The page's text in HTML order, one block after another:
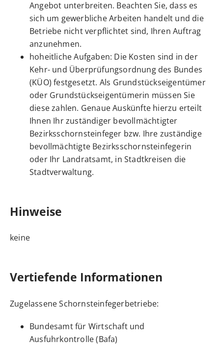
Angebot unterbreiten. Beachten Sie, dass es
sich um gewerbliche Arbeiten handelt und die
Betriebe nicht verpflichtet sind, Ihren Auftrag
anzunehmen.
hoheitliche Aufgaben: Die Kosten sind in der
Kehr- und Überprüfungsordnung des Bundes
(KÜO) festgesetzt. Als Grundstückseigentümer
oder Grundstückseigentümerin müssen Sie
diese zahlen. Genaue Auskünfte hierzu erteilt
Ihnen Ihr zuständiger bevollmächtigter
Bezirksschornsteinfeger bzw. Ihre zuständige
bevollmächtigte Bezirksschornsteinfegerin
oder Ihr Landratsamt, in Stadtkreisen die
Stadtverwaltung.
Hinweise
keine
Vertiefende Informationen
Zugelassene Schornsteinfegerbetriebe:
Bundesamt für Wirtschaft und
Ausfuhrkontrolle (Bafa)